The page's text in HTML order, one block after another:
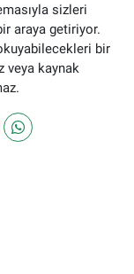
sizleri
araya getiriyor.
bir
veya kaynak